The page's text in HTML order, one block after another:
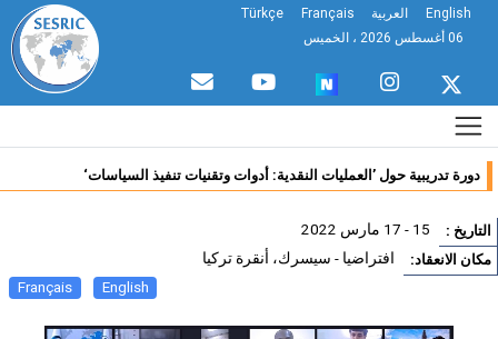
English العربية Français
Türkçe
دورة تدريبية حول ’العمليات النقدية: أدوات وتقنيات تنفيذ السياسات‘
: 15 - 17 مارس 2022
الانعقاد: افتراضيا - سيسرك، أنقرة تركيا
English
Français